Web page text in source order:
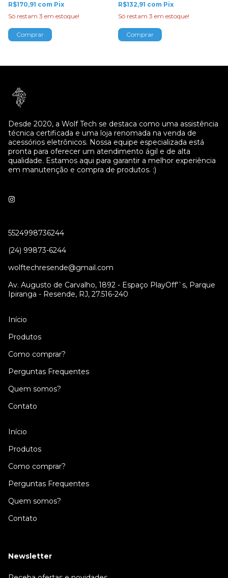
R$170,91 com Pix
Só restam 3 em estoque!
R$132,91 com Pix
Só restam 3 em estoque!
Desde 2020, a Wolf Tech se destaca como uma assistência
técnica certificada e uma loja renomada na venda de
acessórios eletrônicos. Nossa equipe especializada está
pronta para oferecer um atendimento ágil e de alta
qualidade. Estamos aqui para garantir a melhor experiência
em manutenção e compra de produtos. :)
5524998736244
(24) 99873-6244
wolftechresende@gmail.com
Av. Augusto de Carvalho, 1892 - Espaço PlayOff'`s, Parque
Ipiranga - Resende, RJ, 27.516-240
Início
Produtos
Como comprar?
Perguntas Frequentes
Quem somos?
Contato
Início
Produtos
Como comprar?
Perguntas Frequentes
Quem somos?
Contato
Newsletter